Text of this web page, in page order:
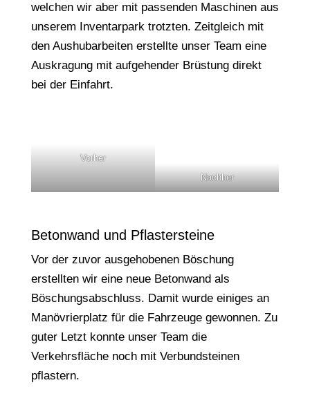
welchen wir aber mit passenden Maschinen aus
unserem Inventarpark trotzten. Zeitgleich mit
den Aushubarbeiten erstellte unser Team eine
Auskragung mit aufgehender Brüstung direkt
bei der Einfahrt.
Vorher
Nachher
Betonwand und Pflastersteine
Vor der zuvor ausgehobenen Böschung
erstellten wir eine neue Betonwand als
Böschungsabschluss. Damit wurde einiges an
Manövrierplatz für die Fahrzeuge gewonnen. Zu
guter Letzt konnte unser Team die
Verkehrsfläche noch mit Verbundsteinen
pflastern.